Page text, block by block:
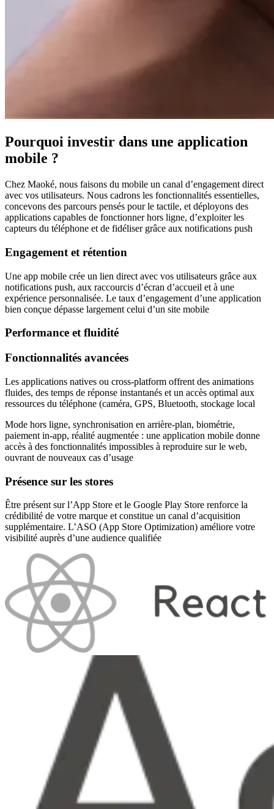
Pourquoi investir dans une application
mobile ?
Chez Maoké, nous faisons du mobile un canal d’engagement direct
avec vos utilisateurs. Nous cadrons les fonctionnalités essentielles,
concevons des parcours pensés pour le tactile, et déployons des
applications capables de fonctionner hors ligne, d’exploiter les
capteurs du téléphone et de fidéliser grâce aux notifications push
Engagement et rétention
Une app mobile crée un lien direct avec vos utilisateurs grâce aux
notifications push, aux raccourcis d’écran d’accueil et à une
expérience personnalisée. Le taux d’engagement d’une application
bien conçue dépasse largement celui d’un site mobile
Performance et fluidité
Fonctionnalités avancées
Les applications natives ou cross-platform offrent des animations
fluides, des temps de réponse instantanés et un accès optimal aux
ressources du téléphone (caméra, GPS, Bluetooth, stockage local
Mode hors ligne, synchronisation en arrière-plan, biométrie,
paiement in-app, réalité augmentée : une application mobile donne
accès à des fonctionnalités impossibles à reproduire sur le web,
ouvrant de nouveaux cas d’usage
Présence sur les stores
Être présent sur l’App Store et le Google Play Store renforce la
crédibilité de votre marque et constitue un canal d’acquisition
supplémentaire. L’ASO (App Store Optimization) améliore votre
visibilité auprès d’une audience qualifiée